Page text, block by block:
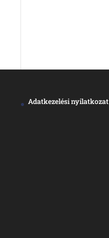
Adatkezelési nyilatkozat